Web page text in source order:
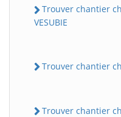
Trouver chantier
VESUBIE
Trouver chantier
Trouver chantier